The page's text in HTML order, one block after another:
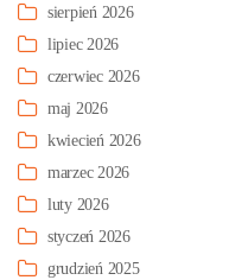
sierpień 2026
lipiec 2026
czerwiec 2026
maj 2026
kwiecień 2026
marzec 2026
luty 2026
styczeń 2026
grudzień 2025